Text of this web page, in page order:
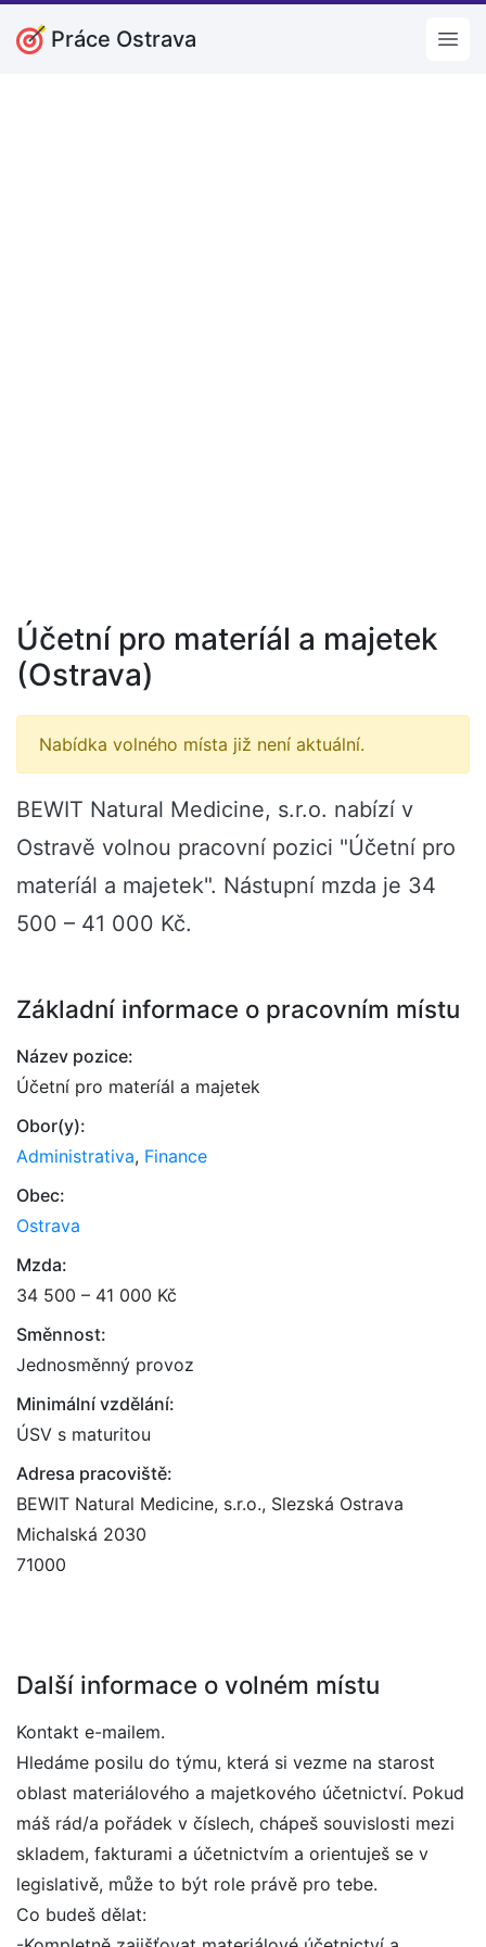
Práce Ostrava
Účetní pro materíál a majetek
(Ostrava)
Nabídka volného místa již není aktuální.
BEWIT Natural Medicine, s.r.o. nabízí v
Ostravě volnou pracovní pozici "Účetní pro
materíál a majetek". Nástupní mzda je 34
500 – 41 000 Kč.
Základní informace o pracovním místu
Název pozice:
Účetní pro materíál a majetek
Obor(y):
Administrativa, Finance
Obec:
Ostrava
Mzda:
34 500 – 41 000 Kč
Směnnost:
Jednosměnný provoz
Minimální vzdělání:
ÚSV s maturitou
Adresa pracoviště:
BEWIT Natural Medicine, s.r.o., Slezská Ostrava
Michalská 2030
71000
Další informace o volném místu
Kontakt e-mailem.
Hledáme posilu do týmu, která si vezme na starost
oblast materiálového a majetkového účetnictví. Pokud
máš rád/a pořádek v číslech, chápeš souvislosti mezi
skladem, fakturami a účetnictvím a orientuješ se v
legislativě, může to být role právě pro tebe.
Co budeš dělat: